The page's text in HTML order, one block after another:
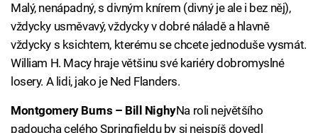
Malý, nenápadný, s divným knírem (divný je ale i bez něj),
vždycky usměvavý, vždycky v dobré náladě a hlavně
vždycky s ksichtem, kterému se chcete jednoduše vysmát.
William H. Macy hraje většinu své kariéry dobromyslné
losery. A lidi, jako je Ned Flanders.
Montgomery Burns – Bill NighyNa roli největšího
padoucha celého Springfieldu by si nejspíš dovedl